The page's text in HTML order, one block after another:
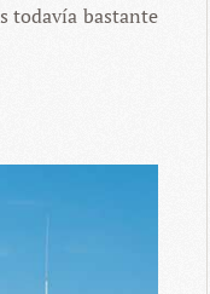
todavía bastante